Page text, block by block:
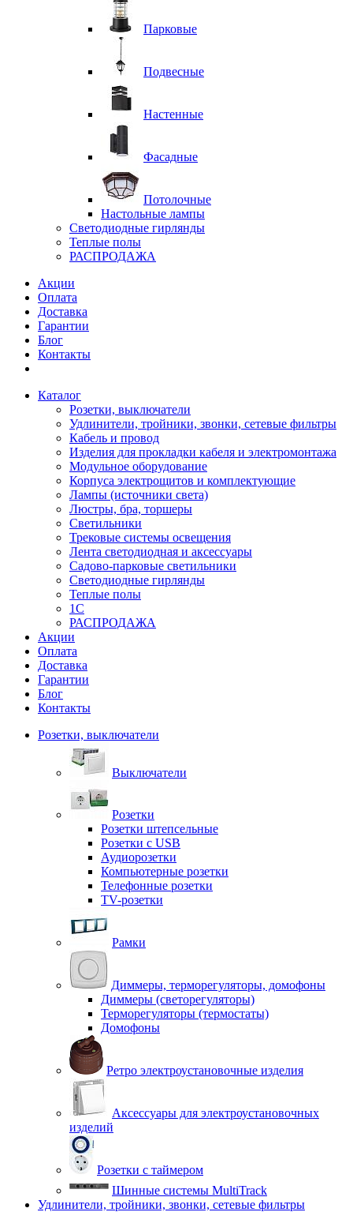
Парковые
Подвесные
Настенные
Фасадные
Потолочные
Настольные лампы
Светодиодные гирлянды
Теплые полы
РАСПРОДАЖА
Акции
Оплата
Доставка
Гарантии
Блог
Контакты
Каталог
Розетки, выключатели
Удлинители, тройники, звонки, сетевые фильтры
Кабель и провод
Изделия для прокладки кабеля и электромонтажа
Модульное оборудование
Корпуса электрощитов и комплектующие
Лампы (источники света)
Люстры, бра, торшеры
Светильники
Трековые системы освещения
Лента светодиодная и аксессуары
Садово-парковые светильники
Светодиодные гирлянды
Теплые полы
1С
РАСПРОДАЖА
Акции
Оплата
Доставка
Гарантии
Блог
Контакты
Розетки, выключатели
Выключатели
Розетки
Розетки штепсельные
Розетки с USB
Аудиорозетки
Компьютерные розетки
Телефонные розетки
TV-розетки
Рамки
Диммеры, терморегуляторы, домофоны
Диммеры (светорегуляторы)
Терморегуляторы (термостаты)
Домофоны
Ретро электроустановочные изделия
Аксессуары для электроустановочных
изделий
Розетки с таймером
Шинные системы MultiTrack
Удлинители, тройники, звонки, сетевые фильтры